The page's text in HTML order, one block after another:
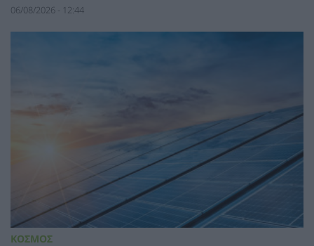
06/08/2026 - 12:44
ΚΟΣΜΟΣ